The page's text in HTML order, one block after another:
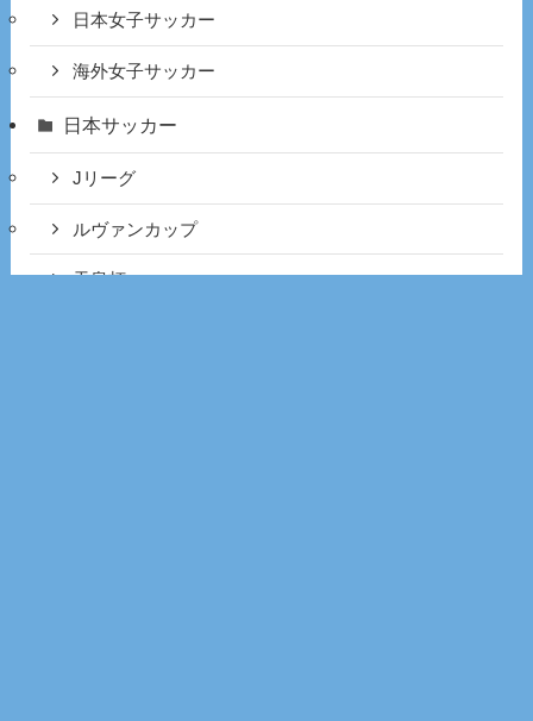
日本女子サッカー
海外女子サッカー
日本サッカー
Jリーグ
ルヴァンカップ
天皇杯